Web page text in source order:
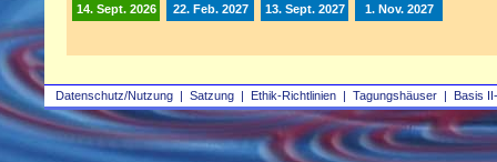
Datenschutz/Nutzung | Satzung | Ethik-Richtlinien | Tagungshäuser | Basis
14. Sept. 2026 22. Feb. 2027 13. Sept. 2027 1. Nov. 2027